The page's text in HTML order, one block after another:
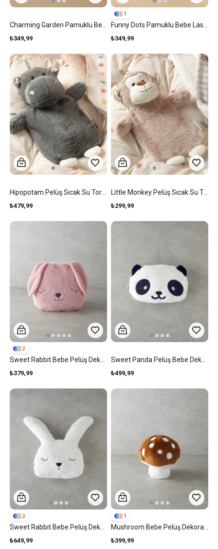
₺349,99 ₺349,99
1
₺479,99
Little Monkey Pelüş Sıcak Su Torbası Bej
₺299,99
₺379,99
2
₺499,99
₺649,99
2
₺399,99
1